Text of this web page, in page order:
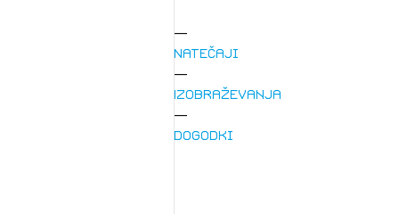
Natečaji
Izobraževanja
Dogodki